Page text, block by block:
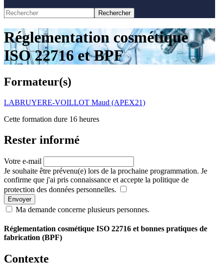
Réglementation cosmétique
ISO 22716 et BPF
Formateur(s)
LABRUYERE-VOILLOT Maud (APEX21)
Cette formation dure 16 heures
Rester informé
Votre e-mail
Je souhaite être prévenu(e) lors de la prochaine programmation. Je
confirme que j'ai pris connaissance et accepte la politique de
protection des données personnelles.
Envoyer
Ma demande concerne plusieurs personnes.
Réglementation cosmétique ISO 22716 et bonnes pratiques de
fabrication (BPF)
Contexte